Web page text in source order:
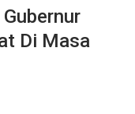
Di Masa